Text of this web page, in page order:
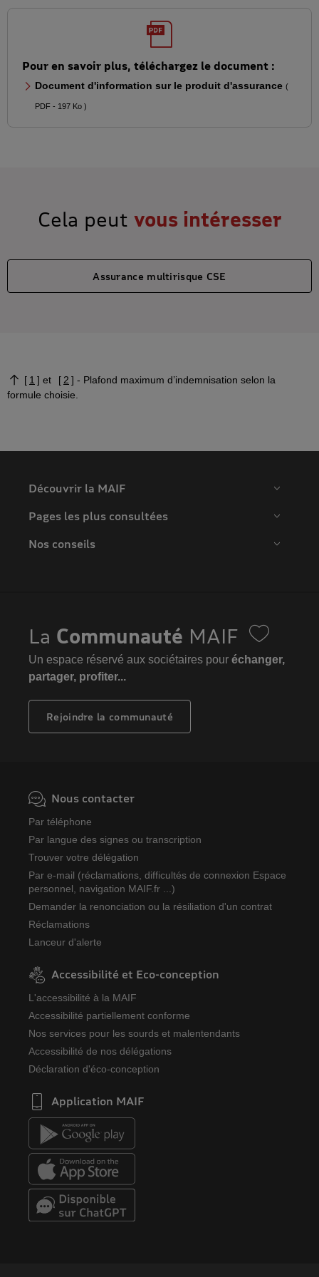
Pour en savoir plus, téléchargez le document :
Document d'information sur le produit d'assurance (
PDF - 197 Ko )
Cela peut vous intéresser
Assurance multirisque CSE
1 2
Plafond maximum d’indemnisation selon la
formule choisie.
Découvrir la MAIF
Pages les plus consultées
Nos conseils
La Communauté MAIF
Un espace réservé aux sociétaires pour échanger,
partager, profiter...
Rejoindre la communauté
Nous contacter
Par téléphone
Par langue des signes ou transcription
Trouver votre délégation
Par e-mail (réclamations, difficultés de connexion Espace
personnel, navigation MAIF.fr ...)
Demander la renonciation ou la résiliation d'un contrat
Réclamations
Lanceur d'alerte
Accessibilité et Eco-conception
L'accessibilité à la MAIF
Accessibilité partiellement conforme
Nos services pour les sourds et malentendants
Accessibilité de nos délégations
Déclaration d'éco-conception
Application MAIF